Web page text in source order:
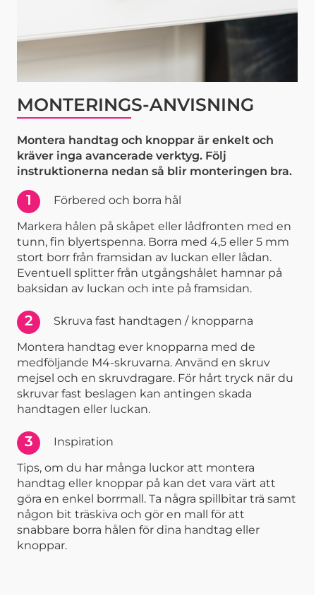
MONTERINGS-ANVISNING
Montera handtag och knoppar är enkelt och
kräver inga avancerade verktyg. Följ
instruktionerna nedan så blir monteringen bra.
1
Förbered och borra hål
Markera hålen på skåpet eller lådfronten med en
tunn, fin blyertspenna. Borra med 4,5 eller 5 mm
stort borr från framsidan av luckan eller lådan.
Eventuell splitter från utgångshålet hamnar på
baksidan av luckan och inte på framsidan.
2
Skruva fast handtagen / knopparna
Montera handtag ever knopparna med de
medföljande M4-skruvarna. Använd en skruv
mejsel och en skruvdragare. För hårt tryck när du
skruvar fast beslagen kan antingen skada
handtagen eller luckan.
3
Inspiration
Tips, om du har många luckor att montera
handtag eller knoppar på kan det vara värt att
göra en enkel borrmall. Ta några spillbitar trä samt
någon bit träskiva och gör en mall för att
snabbare borra hålen för dina handtag eller
knoppar.